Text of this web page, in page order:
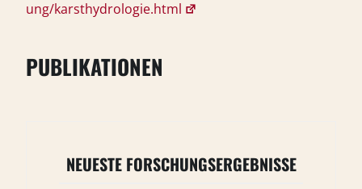
ung/karsthydrologie.html
PUBLIKATIONEN
NEUESTE FORSCHUNGSERGEBNISSE